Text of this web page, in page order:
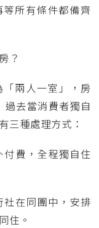
所有條件都備齊
？
兩人一室」，房
過去當消費者獨自
三種處理方式：
費，全程獨自住
在同團中，安排
住。